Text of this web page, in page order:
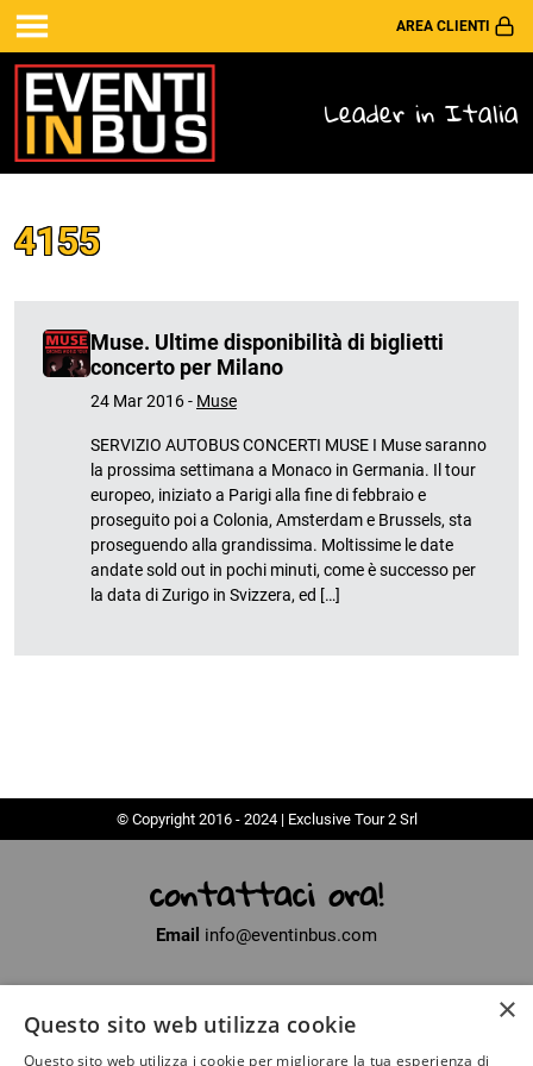
AREA CLIENTI
Leader in Italia
4155
Muse. Ultime disponibilità di biglietti
concerto per Milano
24 Mar 2016 - Muse
SERVIZIO AUTOBUS CONCERTI MUSE I Muse saranno
la prossima settimana a Monaco in Germania. Il tour
europeo, iniziato a Parigi alla fine di febbraio e
proseguito poi a Colonia, Amsterdam e Brussels, sta
proseguendo alla grandissima. Moltissime le date
andate sold out in pochi minuti, come è successo per
la data di Zurigo in Svizzera, ed […]
© Copyright 2016 - 2024 | Exclusive Tour 2 Srl
contattaci ora!
Email info@eventinbus.com
Partita Iva01371040450
×
Questo sito web utilizza cookie
Questo sito web utilizza i cookie per migliorare la tua esperienza di